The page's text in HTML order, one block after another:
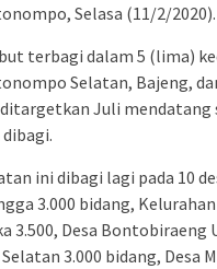
Selasa (11/2/2020).
terbagi dalam 5 (lima)
Selatan, Bajeng,
ditargetkan Juli
ini dibagi lagi pada 10
3.000 bidang,
3.500, Desa Bontobiraeng
3.000 bidang, Desa